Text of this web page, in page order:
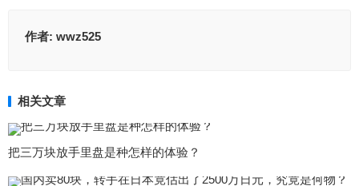
作者: wwz525
相关文章
把三万块放手里盘是种怎样的体验？